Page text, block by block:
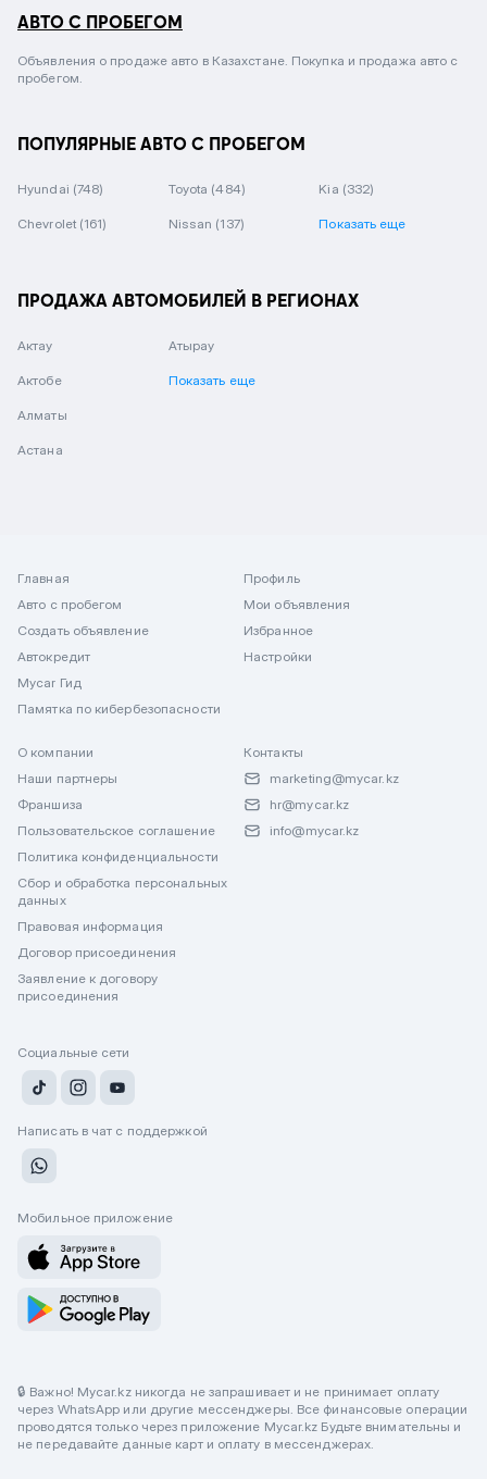
АВТО С ПРОБЕГОМ
Объявления о продаже авто в Казахстане. Покупка и продажа авто с
пробегом.
ПОПУЛЯРНЫЕ АВТО С ПРОБЕГОМ
Hyundai (748) Toyota (484) Kia (332)
Chevrolet (161) Nissan (137) Показать еще
ПРОДАЖА АВТОМОБИЛЕЙ В РЕГИОНАХ
Актау
Актобе
Алматы
Астана
Атырау
Показать еще
Главная
Авто с пробегом
Создать объявление
Автокредит
Mycar Гид
Памятка по кибербезопасности
Профиль
Мои объявления
Избранное
Настройки
О компании
Наши партнеры
Франшиза
Пользовательское соглашение
Политика конфиденциальности
Сбор и обработка персональных
данных
Правовая информация
Договор присоединения
Заявление к договору
присоединения
Контакты
marketing@mycar.kz
hr@mycar.kz
info@mycar.kz
Социальные сети
Написать в чат с поддержкой
Мобильное приложение
🔒 Важно! Mycar.kz никогда не запрашивает и не принимает оплату
через WhatsApp или другие мессенджеры. Все финансовые операции
проводятся только через приложение Mycar.kz Будьте внимательны и
не передавайте данные карт и оплату в мессенджерах.